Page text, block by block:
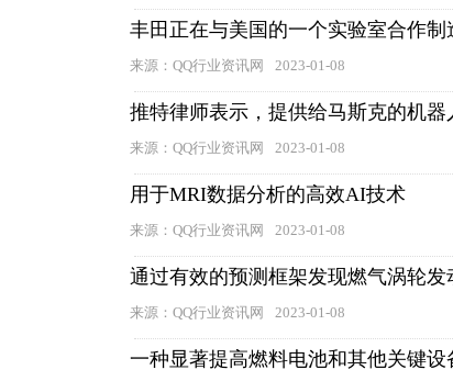
丰田正在与美国的一个实验室合作
来源：QQ行业资讯网 2023-01-08
推特律师表示，提供给马斯克的机器
来源：QQ行业资讯网 2023-01-08
用于MRI数据分析的高效AI技术
来源：QQ行业资讯网 2023-01-08
通过有效的预测框架发现燃气涡轮发
来源：QQ行业资讯网 2023-01-08
一种显著提高燃料电池和其他关键